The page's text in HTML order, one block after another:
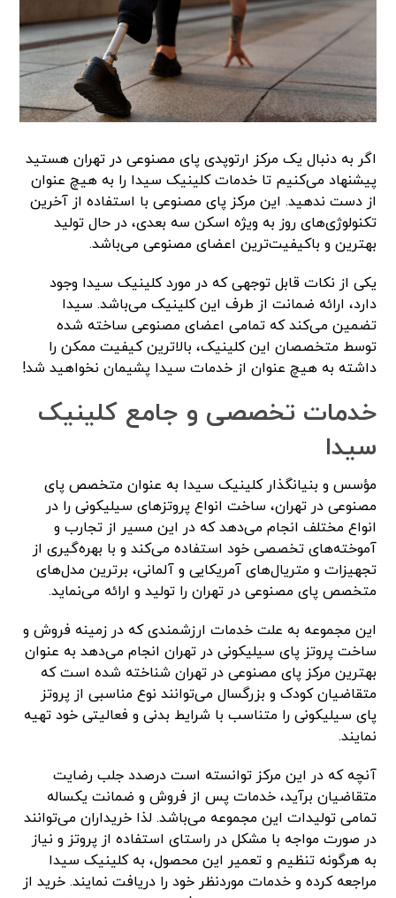
اگر به دنبال یک مرکز ارتوپدی پای مصنوعی در تهران هستید
پیشنهاد می‌کنیم تا خدمات کلینیک سیدا را به هیچ عنوان
از دست ندهید. این مرکز پای مصنوعی با استفاده از آخرین
تکنولوژی‌های روز به ویژه اسکن سه بعدی، در حال تولید
بهترین و باکیفیت‌ترین اعضای مصنوعی می‌باشد.
یکی از نکات قابل توجهی که در مورد کلینیک سیدا وجود
دارد، ارائه ضمانت از طرف این کلینیک می‌باشد. سیدا
تضمین می‌کند که تمامی اعضای مصنوعی ساخته شده
توسط متخصصان این کلینیک، بالاترین کیفیت ممکن را
داشته به هیچ عنوان از خدمات سیدا پشیمان نخواهید شد!
خدمات تخصصی و جامع کلینیک
سیدا
مؤسس و بنیانگذار کلینیک سیدا به عنوان متخصص پای
مصنوعی در تهران، ساخت انواع پروتز‌های سیلیکونی را در
انواع مختلف انجام می‌دهد که در این مسیر از تجارب و
آموخته‌های تخصصی خود استفاده می‌کند و با بهره‌گیری از
تجهیزات و متریال‌های آمریکایی و آلمانی، برترین مدل‌های
متخصص پای مصنوعی در تهران را تولید و ارائه می‌نماید.
این مجموعه به علت خدمات ارزشمندی که در زمینه فروش و
ساخت پروتز پای سیلیکونی در تهران انجام می‌دهد به عنوان
بهترین مرکز پای مصنوعی در تهران شناخته شده است که
متقاضیان کودک و بزرگسال می‌توانند نوع مناسبی از پروتز
پای سیلیکونی را متناسب با شرایط بدنی و فعالیتی خود تهیه
نمایند.
آنچه که در این مرکز توانسته است درصدد جلب رضایت
متقاضیان برآید، خدمات پس از فروش و ضمانت یکساله
تمامی تولیدات این مجموعه می‌باشد. لذا خریداران می‌توانند
در صورت مواجه با مشکل در راستای استفاده از پروتز و نیاز
به هرگونه تنظیم و تعمیر این محصول، به کلینیک سیدا
مراجعه کرده و خدمات موردنظر خود را دریافت نمایند. خرید از